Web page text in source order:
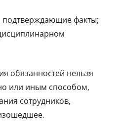
подтверждающие факты;
обязанностей нельзя
или иным способом,
сотрудников,